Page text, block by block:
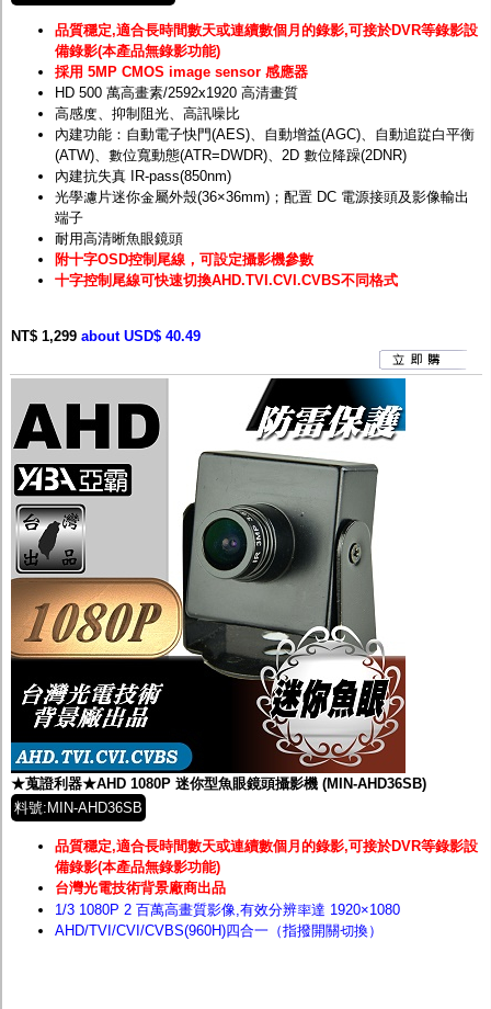
品質穩定,適合長時間數天或連續數個月的錄影,可接於DVR等錄影設
備錄影(本產品無錄影功能)
採用 5MP CMOS image sensor 感應器
HD 500 萬高畫素/2592x1920 高清畫質
高感度、抑制阻光、高訊噪比
內建功能：自動電子快門(AES)、自動增益(AGC)、自動追踨白平衡
(ATW)、數位寬動態(ATR=DWDR)、2D 數位降躁(2DNR)
內建抗失真 IR-pass(850nm)
光學濾片迷你金屬外殼(36×36mm)；配置 DC 電源接頭及影像輸出
端子
耐用高清晰魚眼鏡頭
附十字OSD控制尾線，可設定攝影機參數
十字控制尾線可快速切換AHD.TVI.CVI.CVBS不同格式
NT$ 1,299 about USD$ 40.49
★蒐證利器★AHD 1080P 迷你型魚眼鏡頭攝影機 (MIN-AHD36SB)
料號:MIN-AHD36SB
品質穩定,適合長時間數天或連續數個月的錄影,可接於DVR等錄影設
備錄影(本產品無錄影功能)
台灣光電技術背景廠商出品
1/3 1080P 2 百萬高畫質影像,有效分辨率達 1920×1080
AHD/TVI/CVI/CVBS(960H)四合一（指撥開關切換）